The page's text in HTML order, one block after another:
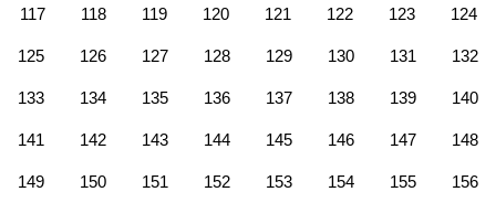
117 118 119 120 121 122 123 124
125 126 127 128 129 130 131 132
133 134 135 136 137 138 139 140
141 142 143 144 145 146 147 148
149 150 151 152 153 154 155 156